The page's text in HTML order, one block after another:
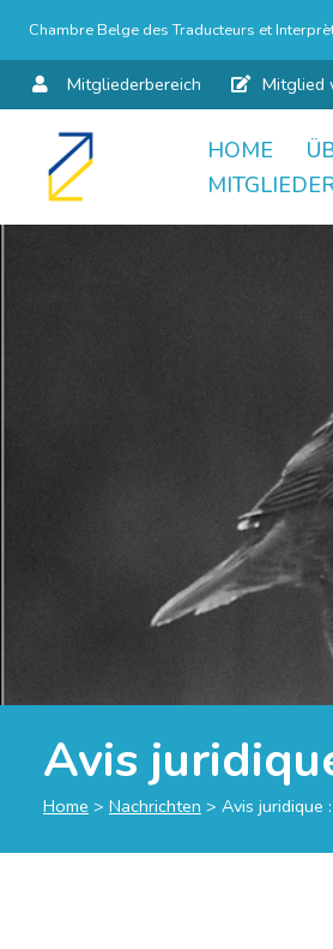
Chambre Belge des Traducteurs et
Mitgliederbereich Mitglied
Skip
HOME
Avis
Home > Nachrichten > Avis juridique